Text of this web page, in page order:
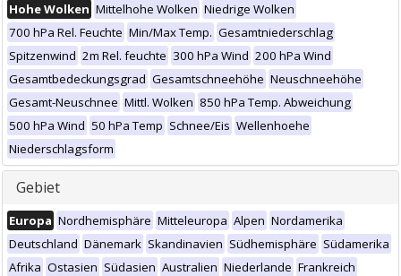
Hohe Wolken Mittelhohe Wolken Niedrige Wolken
700 hPa Rel. Feuchte Min/Max Temp. Gesamtniederschlag
Spitzenwind 2m Rel. feuchte 300 hPa Wind 200 hPa Wind
Gesamtbedeckungsgrad Gesamtschneehöhe Neuschneehöhe
Gesamt-Neuschnee Mittl. Wolken 850 hPa Temp. Abweichung
500 hPa Wind 50 hPa Temp Schnee/Eis Wellenhoehe
Niederschlagsform
Gebiet
Europa Nordhemisphäre Mitteleuropa Alpen Nordamerika
Deutschland Dänemark Skandinavien Südhemisphäre Südamerika
Afrika Ostasien Südasien Australien Niederlande Frankreich